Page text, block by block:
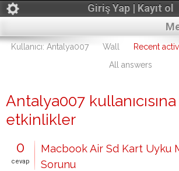
Giriş Yap | Kayıt ol
Kullanıcı: Antalya007 Wall Recent
All answers
Antalya007
etkinlikler
0
cevap
Macbook Air Sd Kart Uyku
Sorunu